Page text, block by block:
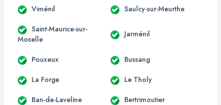
Viménil Saulcy-sur-Meurthe
Saint-Maurice-sur-
Moselle
Jarménil
Pouxeux Bussang
La Forge Le Tholy
Ban-de-Laveline Bertrimoutier